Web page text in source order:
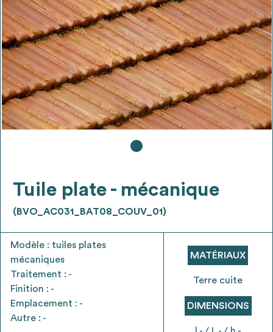
4
Ajouter les matériaux intéressants à "ma
liste"
Transmettre sa liste de manifestation
d'intérêt pour les matériaux
sélectionnés
pour l’utiliser comme un outil d’aide à la
5
Être recontacté afin d’obtenir plus de
renseignements sur les modalités et
stratégies de récupérations
envisageables
* Attention, l’ajout des matériaux à sa liste et son envoi ne
Tuile plate - mécanique
(BVO_AC031_BAT08_COUV_01)
Modèle : tuiles plates
mécaniques
Traitement : -
Finition : -
Emplacement : -
Autre : -
MATÉRIAUX
Terre cuite
DIMENSIONS